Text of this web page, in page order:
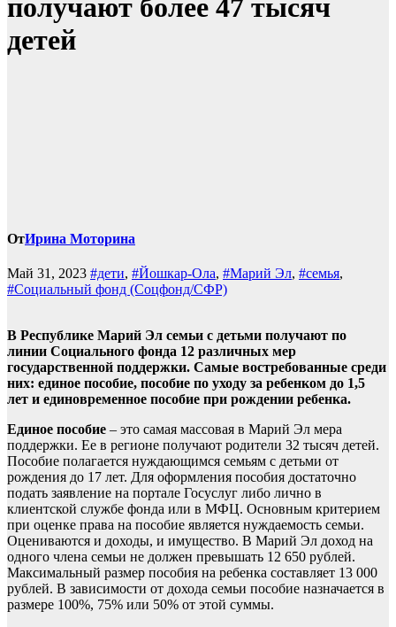
получают более 47 тысяч
детей
ОтИрина Моторина
Май 31, 2023 #дети, #Йошкар-Ола, #Марий Эл, #семья,
#Социальный фонд (Соцфонд/СФР)
В Республике Марий Эл семьи с детьми получают по
линии Социального фонда 12 различных мер
государственной поддержки. Самые востребованные среди
них: единое пособие, пособие по уходу за ребенком до 1,5
лет и единовременное пособие при рождении ребенка.
Единое пособие – это самая массовая в Марий Эл мера
поддержки. Ее в регионе получают родители 32 тысяч детей.
Пособие полагается нуждающимся семьям с детьми от
рождения до 17 лет. Для оформления пособия достаточно
подать заявление на портале Госуслуг либо лично в
клиентской службе фонда или в МФЦ. Основным критерием
при оценке права на пособие является нуждаемость семьи.
Оцениваются и доходы, и имущество. В Марий Эл доход на
одного члена семьи не должен превышать 12 650 рублей.
Максимальный размер пособия на ребенка составляет 13 000
рублей. В зависимости от дохода семьи пособие назначается в
размере 100%, 75% или 50% от этой суммы.